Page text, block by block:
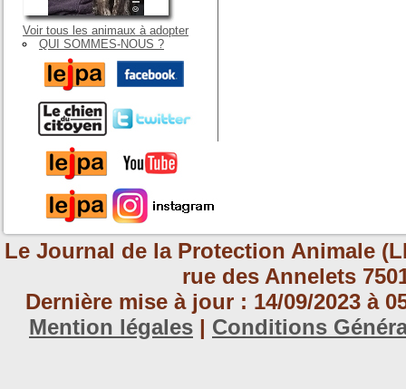
Voir tous les animaux à adopter
QUI SOMMES-NOUS ?
Le Journal de la Protection Animale
rue des Annelets
Dernière mise à jour : 14/09/2023 à
Mention légales | Conditions